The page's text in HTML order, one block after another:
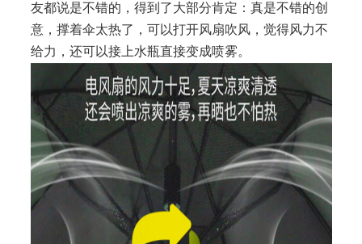
友都说是不错的，得到了大部分肯定：真是不错的创
意，撑着伞太热了，可以打开风扇吹风，觉得风力不
给力，还可以接上水瓶直接变成喷雾。